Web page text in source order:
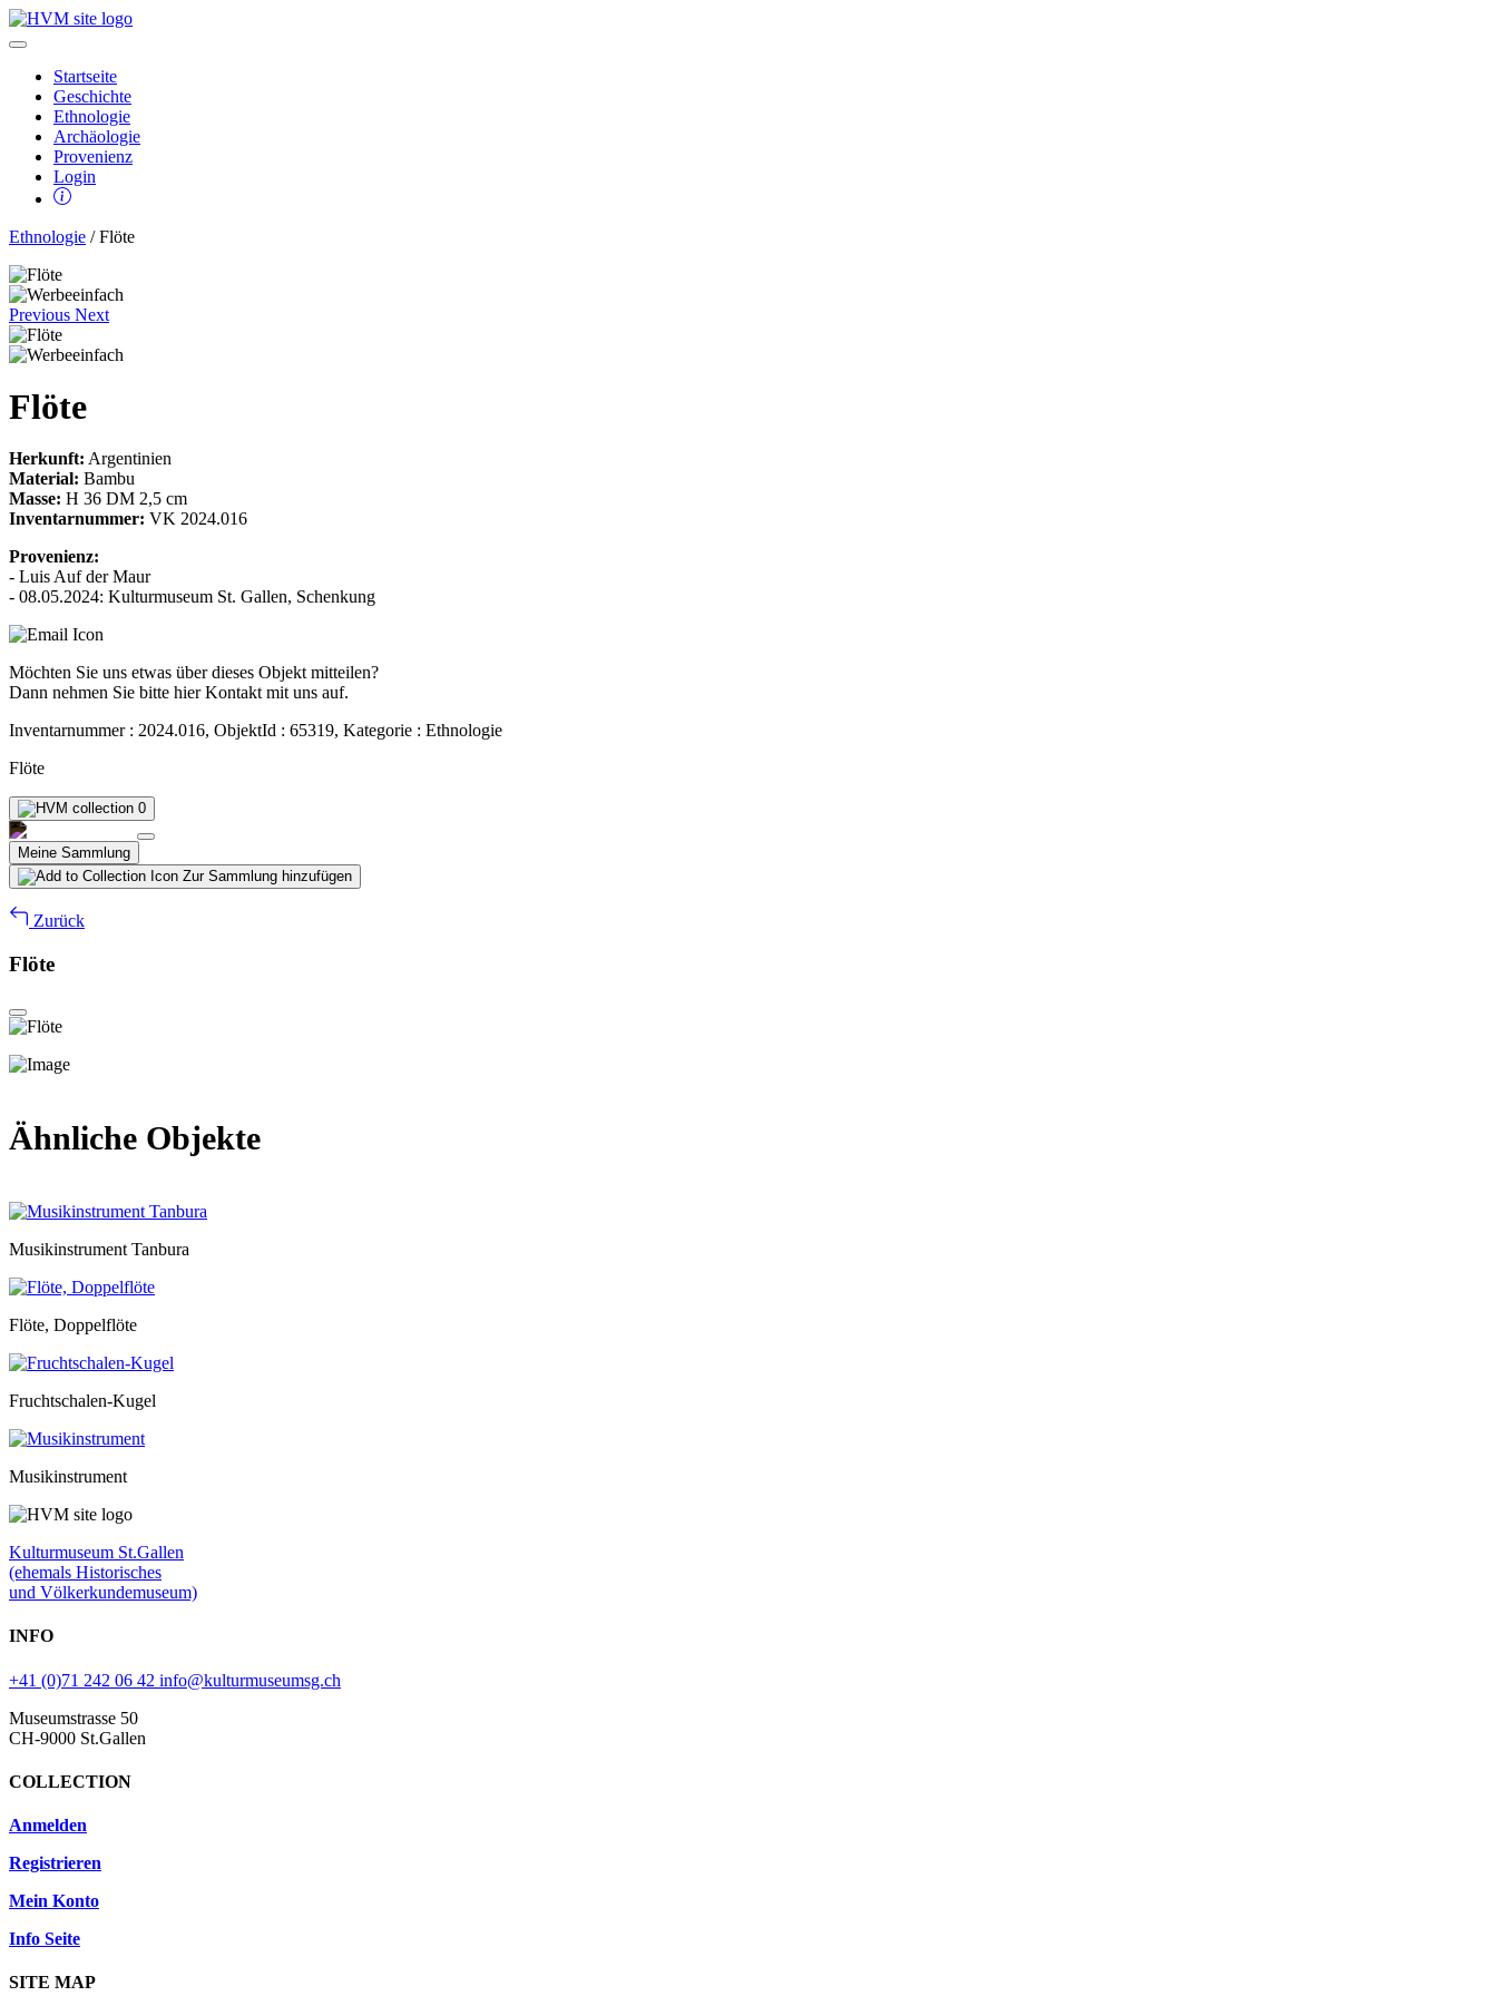
Startseite
Geschichte
Ethnologie
Archäologie
Provenienz
Login
Ethnologie / Flöte
Previous Next
Flöte
Herkunft: Argentinien
Material: Bambu
Masse: H 36 DM 2,5 cm
Inventarnummer: VK 2024.016
Provenienz:
- Luis Auf der Maur
- 08.05.2024: Kulturmuseum St. Gallen, Schenkung
Möchten Sie uns etwas über dieses Objekt mitteilen?
Dann nehmen Sie bitte hier Kontakt mit uns auf.
Inventarnummer : 2024.016, ObjektId : 65319, Kategorie : Ethnologie
Flöte
0
Meine Sammlung
Zur Sammlung hinzufügen
Zurück
Flöte
Ähnliche Objekte
Musikinstrument Tanbura
Flöte, Doppelflöte
Fruchtschalen-Kugel
Musikinstrument
Kulturmuseum St.Gallen
(ehemals Historisches
und Völkerkundemuseum)
INFO
+41 (0)71 242 06 42 info@kulturmuseumsg.ch
Museumstrasse 50
CH-9000 St.Gallen
COLLECTION
Anmelden
Registrieren
Mein Konto
Info Seite
SITE MAP